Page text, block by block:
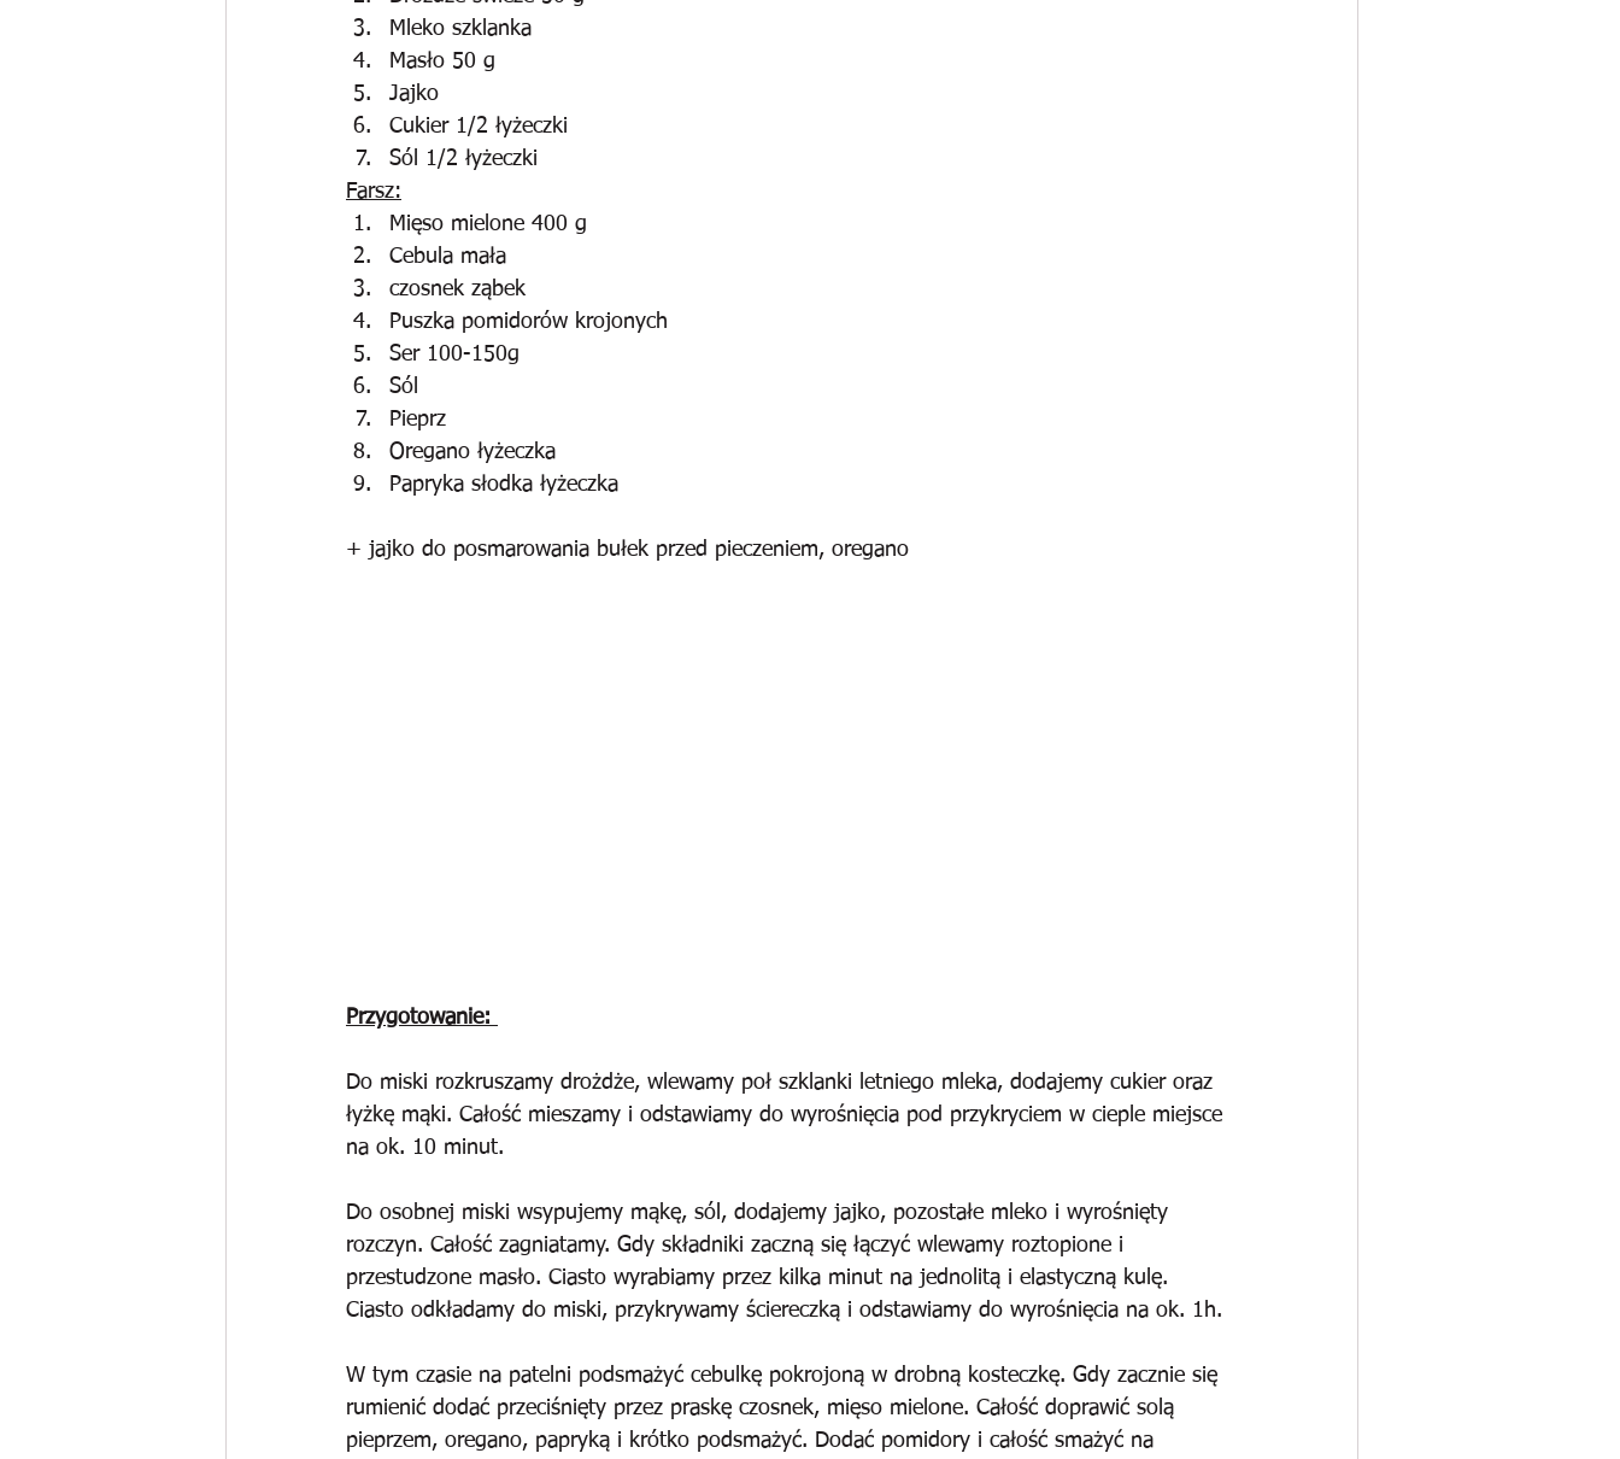
Mleko szklanka
Masło 50 g
Jajko
Cukier 1/2 łyżeczki
Sól 1/2 łyżeczki
Farsz:
Mięso mielone 400 g
Cebula mała
czosnek ząbek
Puszka pomidorów krojonych
Ser 100-150g
Sól
Pieprz
Oregano łyżeczka
Papryka słodka łyżeczka
+ jajko do posmarowania bułek przed pieczeniem, oregano
Przygotowanie:
Do miski rozkruszamy drożdże, wlewamy poł szklanki letniego mleka, dodajemy cukier oraz
łyżkę mąki. Całość mieszamy i odstawiamy do wyrośnięcia pod przykryciem w cieple miejsce
na ok. 10 minut.
Do osobnej miski wsypujemy mąkę, sól, dodajemy jajko, pozostałe mleko i wyrośnięty
rozczyn. Całość zagniatamy. Gdy składniki zaczną się łączyć wlewamy roztopione i
przestudzone masło. Ciasto wyrabiamy przez kilka minut na jednolitą i elastyczną kulę.
Ciasto odkładamy do miski, przykrywamy ściereczką i odstawiamy do wyrośnięcia na ok. 1h.
W tym czasie na patelni podsmażyć cebulkę pokrojoną w drobną kosteczkę. Gdy zacznie się
rumienić dodać przeciśnięty przez praskę czosnek, mięso mielone. Całość doprawić solą
pieprzem, oregano, papryką i krótko podsmażyć. Dodać pomidory i całość smażyć na